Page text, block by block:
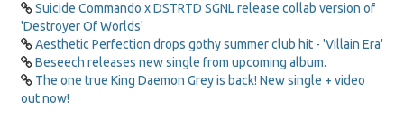
Suicide Commando x DSTRTD SGNL release collab version of
'Destroyer Of Worlds'
Aesthetic Perfection drops gothy summer club hit - 'Villain Era'
Beseech releases new single from upcoming album.
The one true King Daemon Grey is back! New single + video
out now!